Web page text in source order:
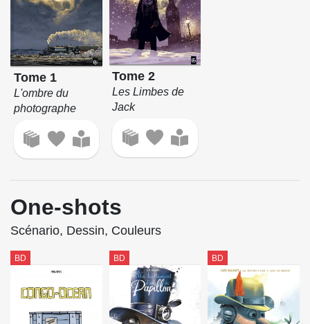
Tome 1
L'ombre du
photographe
Tome 2
Les Limbes de
Jack
One-shots
Scénario, Dessin, Couleurs
BD BD BD